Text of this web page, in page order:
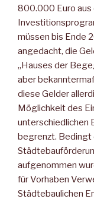
800.000 Euro aus
müssen bis Ende
angedacht, die
„Hauses der
aber
diese Gelder
Möglichkeit des
unterschiedlichen
begrenzt. Bedingt
aufgenommen
für Vorhaben
Städtebaulichen